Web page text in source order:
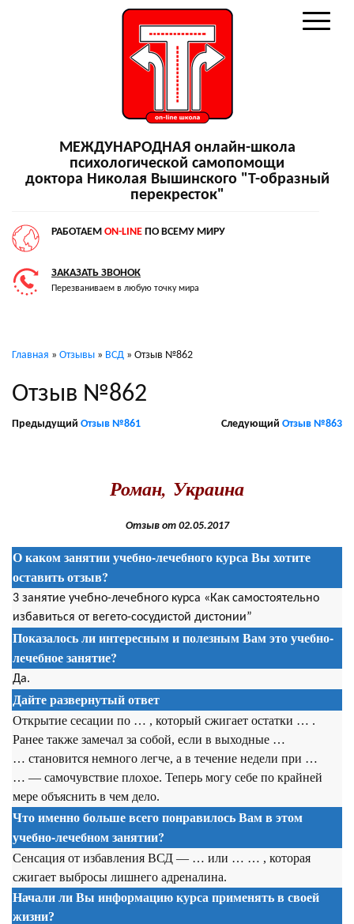
МЕЖДУНАРОДНАЯ онлайн-школа
психологической самопомощи
доктора Николая Вышинского "Т-образный
перекресток"
РАБОТАЕМ ON-LINE ПО ВСЕМУ МИРУ
ЗАКАЗАТЬ ЗВОНОК
Перезваниваем в любую точку мира
Главная » Отзывы » ВСД » Отзыв №862
Отзыв №862
Предыдущий Отзыв №861 Следующий Отзыв №863
Роман, Украина
Отзыв от 02.05.2017
О каком занятии учебно-лечебного курса Вы хотите
оставить отзыв?
3 занятие учебно-лечебного курса «Как самостоятельно
избавиться от вегето-сосудистой дистонии”
Показалось ли интересным и полезным Вам это учебно-
лечебное занятие?
Да.
Дайте развернутый ответ
Открытие сесации по … , который сжигает остатки … .
Ранее также замечал за собой, если в выходные …
… становится немного легче, а в течение недели при …
… — самочувствие плохое. Теперь могу себе по крайней
мере объяснить в чем дело.
Что именно больше всего понравилось Вам в этом
учебно-лечебном занятии?
Сенсация от избавления ВСД — … или … … , которая
сжигает выбросы лишнего адреналина.
Начали ли Вы информацию курса применять в своей
жизни?